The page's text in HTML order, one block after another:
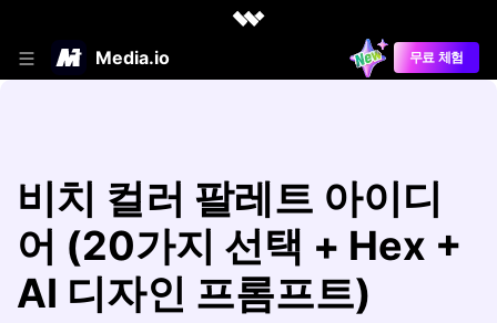
Media.io 무료 체험
비치 컬러 팔레트 아이디
어 (20가지 선택 + Hex +
AI 디자인 프롬프트)